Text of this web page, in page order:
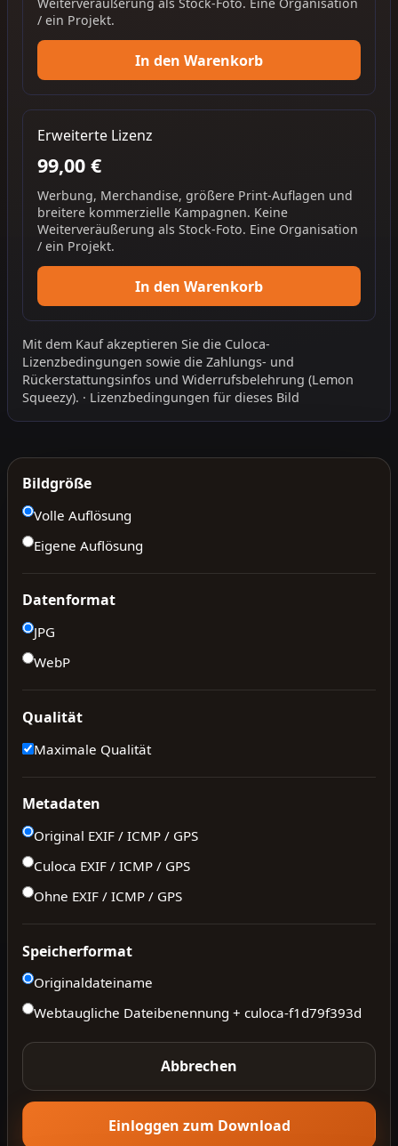
/ ein Projekt.
In den Warenkorb
Erweiterte Lizenz
99,00 €
Werbung, Merchandise, größere Print-Auflagen und
breitere kommerzielle Kampagnen. Keine
Weiterveräußerung als Stock-Foto. Eine Organisation
/ ein Projekt.
In den Warenkorb
Mit dem Kauf akzeptieren Sie die Culoca-
Lizenzbedingungen sowie die Zahlungs- und
Rückerstattungsinfos und Widerrufsbelehrung (Lemon
Squeezy). · Lizenzbedingungen für dieses Bild
Bildgröße
Volle Auflösung
Eigene Auflösung
Datenformat
JPG
WebP
Qualität
Maximale Qualität
Metadaten
Original EXIF / ICMP / GPS
Culoca EXIF / ICMP / GPS
Ohne EXIF / ICMP / GPS
Speicherformat
Originaldateiname
Webtaugliche Dateibenennung + culoca-f1d79f393d
Abbrechen
Einloggen zum Download